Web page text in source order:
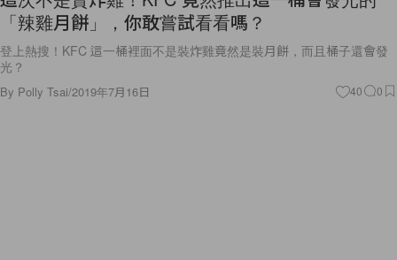
「辣雞月餅」，你敢嘗試看看嗎？
登上熱搜！KFC 這一桶裡面不是裝炸雞竟然是裝月餅，而且桶子還會發
光？
By Polly Tsai/2019年7月16日 40 0